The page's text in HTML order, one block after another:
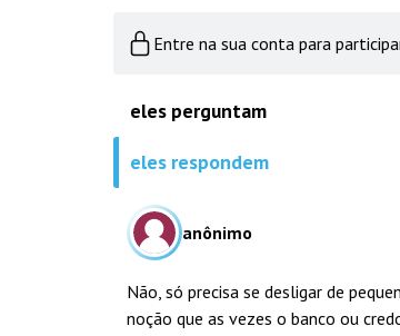
Entre na sua conta para
eles perguntam
eles respondem
anônimo
Não, só precisa se desligar de
noção que as vezes o banco ou